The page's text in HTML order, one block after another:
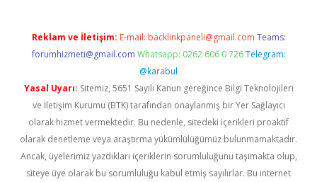
Reklam ve İletişim: E-mail: backlinkpaneli@gmail.com Teams:
forumhizmeti@gmail.com Whatsapp: 0262 606 0 726 Telegram:
@karabul
Yasal Uyarı: Sitemiz, 5651 Sayılı Kanun gereğince Bilgi Teknolojileri
ve İletişim Kurumu (BTK) tarafından onaylanmış bir Yer Sağlayıcı
olarak hizmet vermektedir. Bu nedenle, sitedeki içerikleri proaktif
olarak denetleme veya araştırma yükümlülüğümüz bulunmamaktadır.
Ancak, üyelerimiz yazdıkları içeriklerin sorumluluğunu taşımakta olup,
siteye üye olarak bu sorumluluğu kabul etmiş sayılırlar. Bu internet